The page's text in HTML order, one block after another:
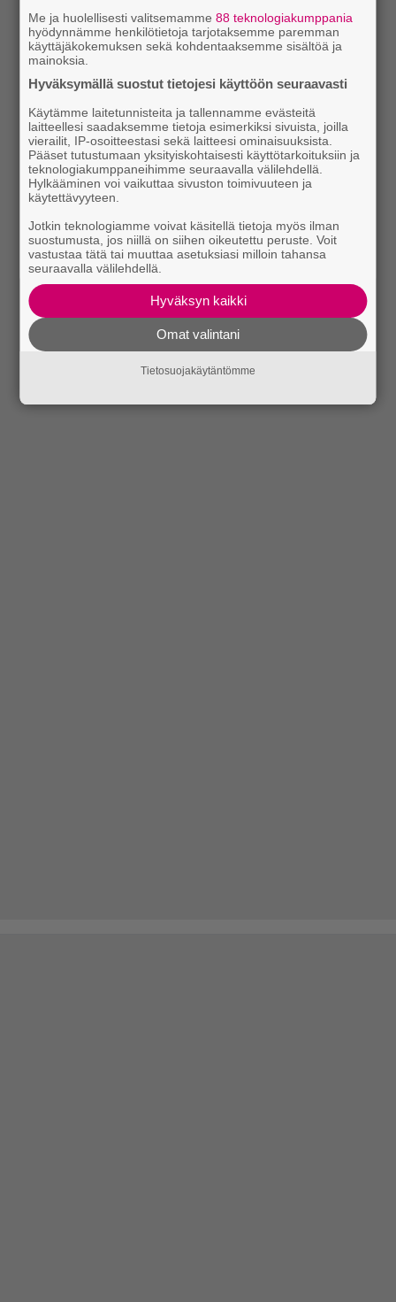
Me ja huolellisesti valitsemamme88 teknologiakumppania
hyödynnämme henkilötietoja tarjotaksemme paremman
käyttäjäkokemuksen sekä kohdentaaksemme sisältöä ja
mainoksia.
Hyväksymällä suostut tietojesi käyttöön seuraavasti
Käytämme laitetunnisteita ja tallennamme evästeitä
laitteellesi saadaksemme tietoja esimerkiksi sivuista, joilla
vierailit, IP-osoitteestasi sekä laitteesi ominaisuuksista.
Pääset tutustumaan yksityiskohtaisesti käyttötarkoituksiin ja
teknologiakumppaneihimme seuraavalla välilehdellä.
Hylkääminen voi vaikuttaa sivuston toimivuuteen ja
käytettävyyteen.
Jotkin teknologiamme voivat käsitellä tietoja myös ilman
suostumusta, jos niillä on siihen oikeutettu peruste. Voit
vastustaa tätä tai muuttaa asetuksiasi milloin tahansa
seuraavalla välilehdellä.
Hyväksyn kaikki
Omat valintani
Tietosuojakäytäntömme